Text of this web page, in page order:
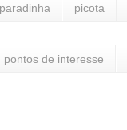
picota
pontos de interesse